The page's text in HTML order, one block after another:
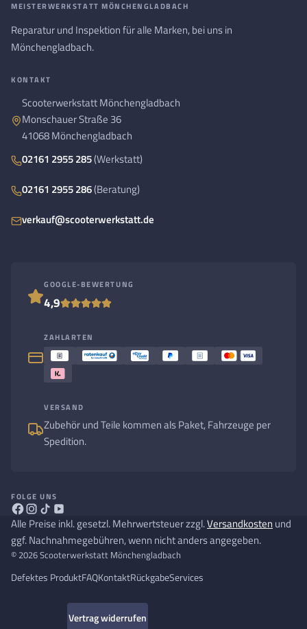
MEISTERWERKSTATT MÖNCHENGLADBACH
Reparatur und Inspektion für alle Marken, bei uns in
Mönchengladbach.
KONTAKT
Scooterwerkstatt Mönchengladbach
Monschauer Straße 36
41068 Mönchengladbach
02161 2955 285(Werkstatt)
02161 2955 286(Beratung)
verkauf@scooterwerkstatt.de
GOOGLE-BEWERTUNG
4,9
ZAHLARTEN
VERSAND
Zubehör und Teile kommen als Paket, Fahrzeuge per
Spedition.
FOLGE UNS
Alle Preise inkl. gesetzl. Mehrwertsteuer zzgl.Versandkosten und
ggf. Nachnahmegebühren, wenn nicht anders angegeben.
© 2026 Scooterwerkstatt Mönchengladbach
Defektes ProduktFAQKontaktRückgabeServices
Vertrag widerrufen